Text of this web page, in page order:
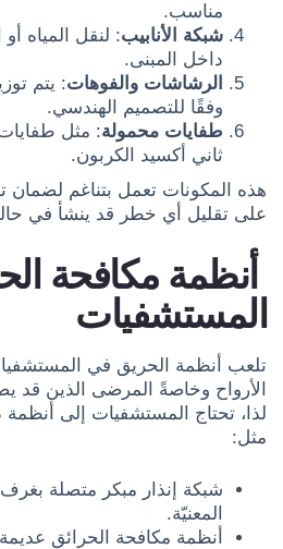
مناسب.
شبكة الأنابيب: لنقل المياه
داخل المبنى.
الرشاشات والفوهات: يتم
وفقًا للتصميم الهندسي.
طفايات محمولة: مثل
ثاني أكسيد الكربون.
هذه المكونات تعمل بتناغم
على تقليل أي خطر قد ينشأ في
أنظمة مكافحة
المستشفيات
تلعب أنظمة الحريق في
الأرواح وخاصةً المرضى الذين قد
لذا، تحتاج المستشفيات إلى
مثل:
شبكة إنذار مبكر متصلة
المعنيّة.
أنظمة مكافحة الحرائق عديمة